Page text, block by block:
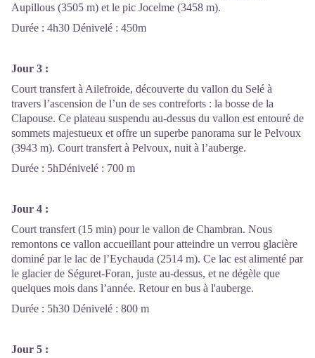
Aupillous (3505 m) et le pic Jocelme (3458 m).
Durée : 4h30 Dénivelé : 450m
Jour 3 :
Court transfert à Ailefroide, découverte du vallon du Selé à
travers l’ascension de l’un de ses contreforts : la bosse de la
Clapouse. Ce plateau suspendu au-dessus du vallon est entouré de
sommets majestueux et offre un superbe panorama sur le Pelvoux
(3943 m). Court transfert à Pelvoux, nuit à l’auberge.
Durée : 5hDénivelé : 700 m
Jour 4 :
Court transfert (15 min) pour le vallon de Chambran. Nous
remontons ce vallon accueillant pour atteindre un verrou glacière
dominé par le lac de l’Eychauda (2514 m). Ce lac est alimenté par
le glacier de Séguret-Foran, juste au-dessus, et ne dégèle que
quelques mois dans l’année. Retour en bus à l'auberge.
Durée : 5h30 Dénivelé : 800 m
Jour 5 :